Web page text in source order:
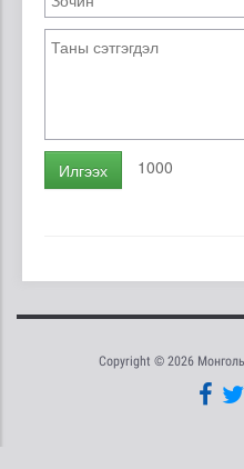
Илгээх 1000
Copyright © 2026